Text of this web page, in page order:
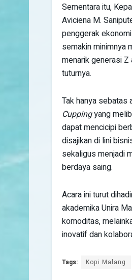
Sementara itu,
Aviciena M.
penggerak
semakin minimnya
menarik generasi Z
tuturnya.
Tak hanya sebatas
Cuppingyang
dapat mencicipi
disajikan di lini
sekaligus menjadi
berdaya saing.
Acara ini turut
akademika Unira
komoditas,
inovatif dan
Tags: Kopi Malang